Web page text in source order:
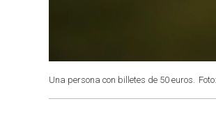
Una persona con billetes de 50 euros.